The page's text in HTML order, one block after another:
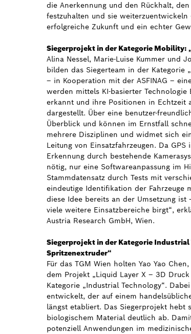
die Anerkennung und den Rückhalt,
festzuhalten und sie
erfolgreiche Zukunft und ein echter
Siegerprojekt in der Kategorie Mobility:
Alina Nessel, Marie-Luise Kummer und
bilden das Siegerteam in der Kategorie
– in Kooperation mit der ASFINAG –
werden mittels KI-basierter Technologie
erkannt und ihre Positionen in Echtzeit
dargestellt. Über eine benutzer-
Überblick und können im Ernstfall
mehrere Disziplinen und widmet sich
Leitung von Einsatzfahrzeugen. Da
Erkennung durch bestehende
nötig, nur eine Softwareanpassung im
Stammdatensatz durch Tests mit
eindeutige Identifikation der Fahrzeuge
diese Idee bereits an der Umsetzung
viele weitere Einsatzbereiche birgt“,
Austria Research GmbH, Wien.
Siegerprojekt in der Kategorie
Spritzenextruder“
Für das TGM Wien holten Yao Yao
dem Projekt „Liquid Layer X – 3D
Kategorie „Industrial Technology“.
entwickelt, der auf einem
längst etabliert. Das Siegerprojekt hebt
biologischem Material deutlich ab.
potenziell Anwendungen im